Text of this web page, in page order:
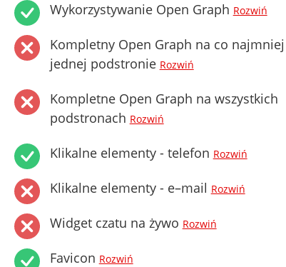
Wykorzystywanie Open Graph Rozwiń
Kompletny Open Graph na co najmniej
jednej podstronie Rozwiń
Kompletne Open Graph na wszystkich
podstronach Rozwiń
Klikalne elementy - telefon Rozwiń
Klikalne elementy - e–mail Rozwiń
Widget czatu na żywo Rozwiń
Favicon Rozwiń